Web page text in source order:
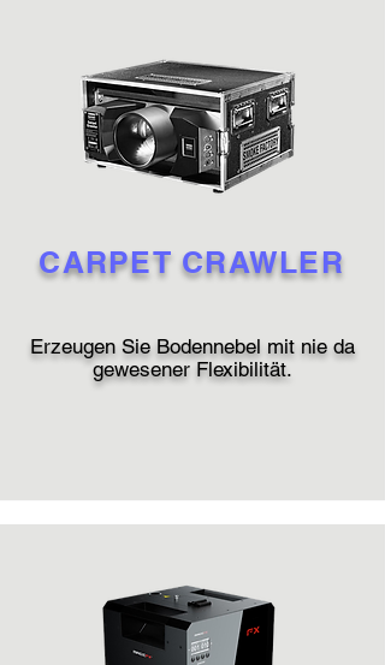
CARPET CRAWLER
Erzeugen Sie Bodennebel mit nie da
gewesener Flexibilität.